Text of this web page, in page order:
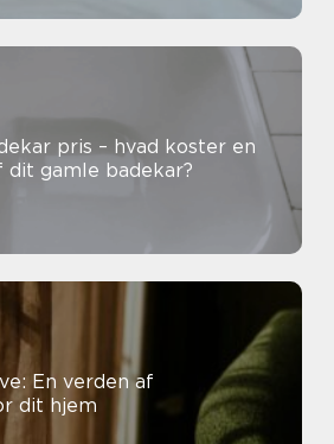
pris – hvad koster en
gamle badekar?
En verden af
dit hjem